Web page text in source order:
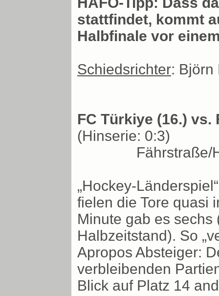
stattfindet, kommt
Halbfinale vor
Schiedsrichter: Björn
FC Türkiye (16.) vs.
(Hinserie: 0:3)
Fährstraße/
„Hockey-
fielen die Tore quasi
Minute gab es sechs
Halbzeitstand). So
Apropos Absteiger:
verbleibenden
Blick auf Platz 14